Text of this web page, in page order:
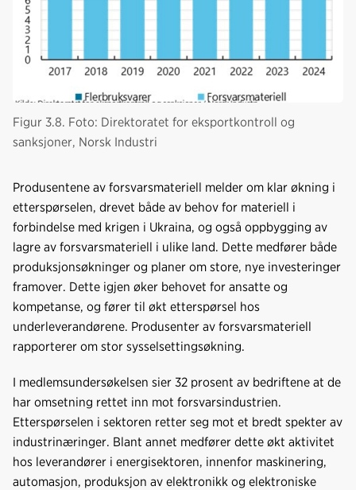
Figur 3.8. Foto: Direktoratet for eksportkontroll og
sanksjoner, Norsk Industri
Produsentene av forsvarsmateriell melder om klar økning i
etterspørselen, drevet både av behov for materiell i
forbindelse med krigen i Ukraina, og også oppbygging av
lagre av forsvarsmateriell i ulike land. Dette medfører både
produksjonsøkninger og planer om store, nye investeringer
framover. Dette igjen øker behovet for ansatte og
kompetanse, og fører til økt etterspørsel hos
underleverandørene. Produsenter av forsvarsmateriell
rapporterer om stor sysselsettingsøkning.
I medlemsundersøkelsen sier 32 prosent av bedriftene at de
har omsetning rettet inn mot forsvarsindustrien.
Etterspørselen i sektoren retter seg mot et bredt spekter av
industrinæringer. Blant annet medfører dette økt aktivitet
hos leverandører i energisektoren, innenfor maskinering,
automasjon, produksjon av elektronikk og elektroniske